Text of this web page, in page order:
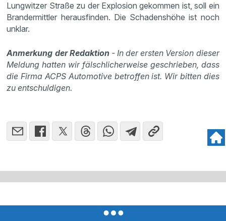
Lungwitzer Straße zu der Explosion gekommen ist, soll ein
Brandermittler herausfinden. Die Schadenshöhe ist noch
unklar.
Anmerkung der Redaktion- In der ersten Version dieser
Meldung hatten wir fälschlicherweise geschrieben, dass
die Firma ACPS Automotive betroffen ist. Wir bitten dies
zu entschuldigen.